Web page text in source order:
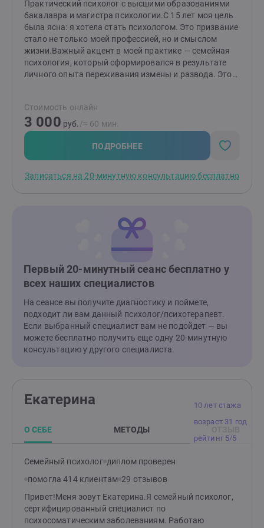
Практический психолог с высшими образованиями
бакалавра и магистра психологии.С 15 лет моя цель
была ясна: я хотела стать психологом. Это призвание
стало не только моей профессией, но и смыслом
жизни.Важный акцент в моей практике — семейная
психология, который сформировался в результате
личного опыта переживания измены и развода. Этот
отношений, а также заглянуть в «формулу»
любви.Помимо этого, я помогаю людям справляться
с посттравматическим стрессовым расстройством
(ПТСР), неопределенностью в жизни и повышенной
тревожностью, низкой самооценкой. Я понимаю, как
отношения с окружающими. Также я работаю с
находим способы управления эмоциями и
реакциями.Сегодня я опираюсь как на накопленные
теоретические и практические знания, так и на свой
опыт, чтобы помочь людям справиться со
сложностями в себе, в отношениях с партнером или
ребенком. Я знаю, как построить гармонию и счастье
в семейной жизни и в вашем внутреннем
мире.Давайте сделаем это вместе!Я здесь, чтобы
поддержать вас на вашем пути к лучшей жизни.
Стоимость онлайн
3 000 руб. /≈ 60 мин.
ПОДРОБНЕЕ
Записаться на 20-минутную консультацию бесплатно
Первый 20-минутный сеанс бесплатно у
всех наших специалистов
На сеансе вы получите диагностику и поймете,
подходит ли вам данный психолог/психотерапевт.
Если выбранный специалист вам не подойдет — вы
можете бесплатно получить еще одну 20-минутную
консультацию у другого специалиста.
10 лет стажа
возраст 31 год
рейтинг 5/5
Екатерина
О СЕБЕ МЕТОДЫ
Семейный психолог диплом проверен
помогла 414 клиентам 29 отзывов
Привет!Меня зовут Екатерина.Я семейный психолог,
сертифицированный специалист по
психосоматическим заболеваниям. Работаю